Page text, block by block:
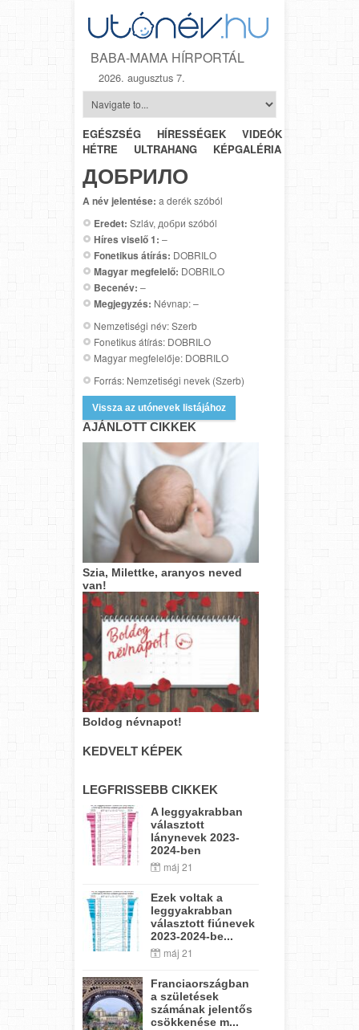
BABA-MAMA HÍRPORTÁL
2026. augusztus 7.
EGÉSZSÉG HÍRESSÉGEK VIDEÓK
HÉTRŐL-
HÉTRE
ULTRAHANG KÉPGALÉRIA
ДОБРИЛО
A név jelentése: a derék szóból
Eredet: Szláv, добри szóból
Híres viselő 1: –
Fonetikus átírás: DOBRILO
Magyar megfelelő: DOBRILO
Becenév: –
Megjegyzés: Névnap: –
Nemzetiségi név: Szerb
Fonetikus átírás: DOBRILO
Magyar megfelelője: DOBRILO
Forrás: Nemzetiségi nevek (Szerb)
Vissza az utónevek listájához
AJÁNLOTT CIKKEK
Szia, Milettke, aranyos neved
van!
Boldog névnapot!
KEDVELT KÉPEK
LEGFRISSEBB CIKKEK
A leggyakrabban
választott
lánynevek 2023-
2024-ben
máj 21
Ezek voltak a
leggyakrabban
választott fiúnevek
2023-2024-be...
máj 21
Franciaországban
a születések
számának jelentős
csökkenése m...